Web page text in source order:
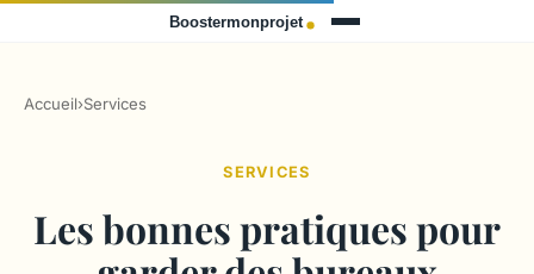
Accueil›Services
SERVICES
Les bonnes pratiques pour